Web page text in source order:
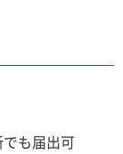
も届出可